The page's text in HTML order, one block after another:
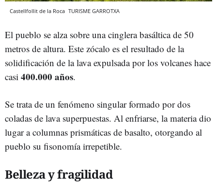
Castellfollit de la Roca TURISME GARROTXA
El pueblo se alza sobre una cinglera basáltica de 50
metros de altura. Este zócalo es el resultado de la
solidificación de la lava expulsada por los volcanes hace
casi 400.000 años.
Se trata de un fenómeno singular formado por dos
coladas de lava superpuestas. Al enfriarse, la materia dio
lugar a columnas prismáticas de basalto, otorgando al
pueblo su fisonomía irrepetible.
Belleza y fragilidad